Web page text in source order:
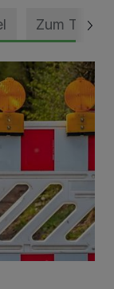
Zum Thema
Kapellen